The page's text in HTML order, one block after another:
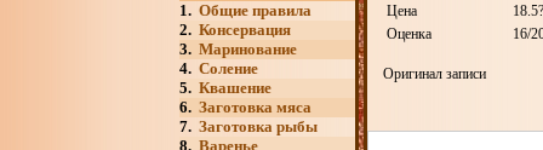
1. Общие правила
2. Консервация
3. Маринование
4. Соление
5. Квашение
6. Заготовка мяса
7. Заготовка рыбы
8. Варенье
Цена
Оценка
16/
Оригинал записи